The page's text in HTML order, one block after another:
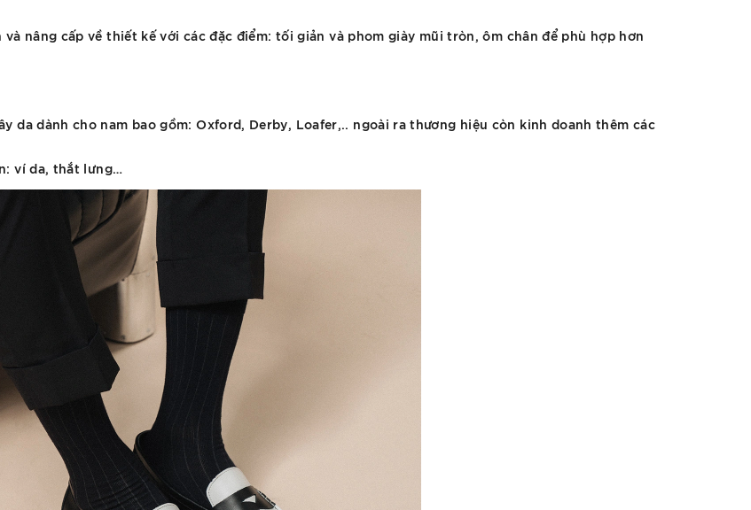
và nâng cấp về thiết kế với các đặc điểm: tối giản và phom giày mũi tròn, ôm chân để phù hợp hơn
da dành cho nam bao gồm: Oxford, Derby, Loafer,.. ngoài ra thương hiệu còn kinh doanh thêm các
ví da, thắt lưng…